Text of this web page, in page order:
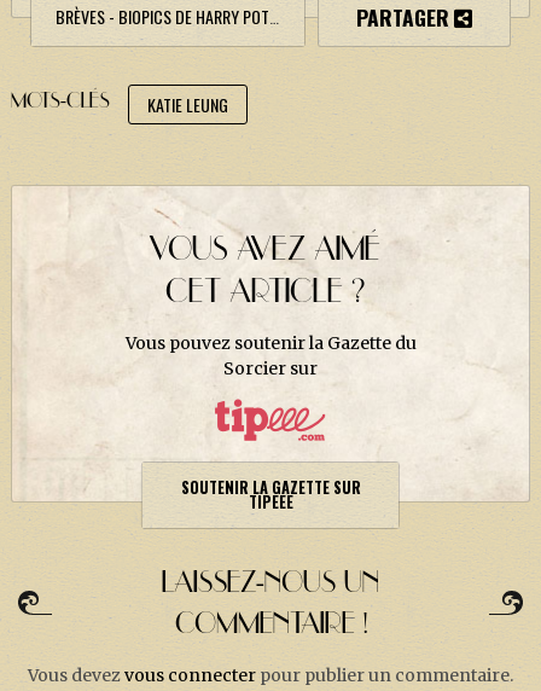
HARRY POTTER : LIVRES
LES ANIMAUX FANTASTIQUES
J. K. ROWLING
CULTURE
LES GRANDS ARTICLES DE LA GAZETTE
PARTAGER
MOTS-CLÉS KATIE LEUNG
VOUS AVEZ AIMÉ
CET ARTICLE ?
Vous pouvez soutenir la Gazette du
Sorcier sur
SOUTENIR LA GAZETTE SUR
TIPEEE
LAISSEZ-NOUS UN
COMMENTAIRE !
Vous devezvous connecter pour publier un commentaire.